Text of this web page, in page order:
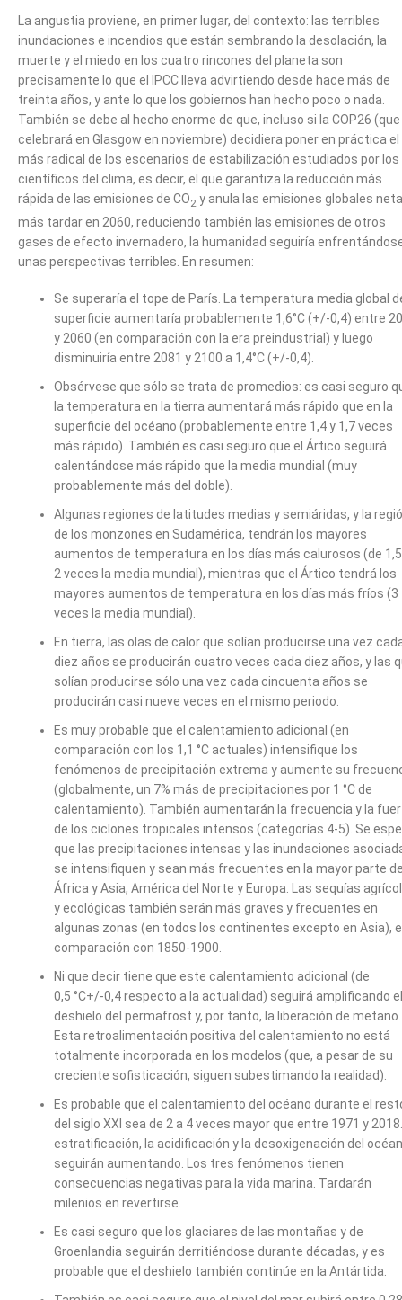
La angustia proviene, en primer lugar, del contexto: las terribles
inundaciones e incendios que están sembrando la desolación, la
muerte y el miedo en los cuatro rincones del planeta son
precisamente lo que el IPCC lleva advirtiendo desde hace más de
treinta años, y ante lo que los gobiernos han hecho poco o nada.
También se debe al hecho enorme de que, incluso si la COP26
celebrará en Glasgow en noviembre) decidiera poner en práctica el
más radical de los escenarios de estabilización estudiados por los
científicos del clima, es decir, el que garantiza la reducción más
rápida de las emisiones de CO2 y anula las emisiones globales
más tardar en 2060, reduciendo también las emisiones de otros
gases de efecto invernadero, la humanidad seguiría
unas perspectivas terribles. En resumen:
Se superaría el tope de París. La temperatura media global
superficie aumentaría probablemente 1,6°C (+/-0,4) entre
y 2060 (en comparación con la era preindustrial) y luego
disminuiría entre 2081 y 2100 a 1,4°C (+/-0,4).
Obsérvese que sólo se trata de promedios: es casi seguro
la temperatura en la tierra aumentará más rápido que en la
superficie del océano (probablemente entre 1,4 y 1,7 veces
más rápido). También es casi seguro que el Ártico seguirá
calentándose más rápido que la media mundial (muy
probablemente más del doble).
Algunas regiones de latitudes medias y semiáridas, y la
de los monzones en Sudamérica, tendrán los mayores
aumentos de temperatura en los días más calurosos (de
2 veces la media mundial), mientras que el Ártico tendrá los
mayores aumentos de temperatura en los días más fríos (3
veces la media mundial).
En tierra, las olas de calor que solían producirse una vez
diez años se producirán cuatro veces cada diez años, y las
solían producirse sólo una vez cada cincuenta años se
producirán casi nueve veces en el mismo periodo.
Es muy probable que el calentamiento adicional (en
comparación con los 1,1 °C actuales) intensifique los
fenómenos de precipitación extrema y aumente su
(globalmente, un 7% más de precipitaciones por 1 °C de
calentamiento). También aumentarán la frecuencia y la
de los ciclones tropicales intensos (categorías 4-5). Se
que las precipitaciones intensas y las inundaciones
se intensifiquen y sean más frecuentes en la mayor parte
África y Asia, América del Norte y Europa. Las sequías
y ecológicas también serán más graves y frecuentes en
algunas zonas (en todos los continentes excepto en Asia),
comparación con 1850-1900.
Ni que decir tiene que este calentamiento adicional (de
0,5 °C+/-0,4 respecto a la actualidad) seguirá amplificando el
deshielo del permafrost y, por tanto, la liberación de metano.
Esta retroalimentación positiva del calentamiento no está
totalmente incorporada en los modelos (que, a pesar de su
creciente sofisticación, siguen subestimando la realidad).
Es probable que el calentamiento del océano durante el
del siglo XXI sea de 2 a 4 veces mayor que entre 1971 y
estratificación, la acidificación y la desoxigenación del
seguirán aumentando. Los tres fenómenos tienen
consecuencias negativas para la vida marina. Tardarán
milenios en revertirse.
Es casi seguro que los glaciares de las montañas y de
Groenlandia seguirán derritiéndose durante décadas, y es
probable que el deshielo también continúe en la Antártida.